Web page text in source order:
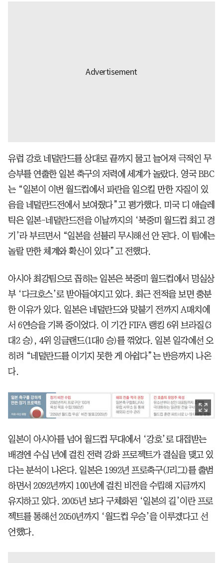
유럽 강호 네덜란드를 상대로 끝까지 물고 늘어져 극적인 무
승부를 연출한 일본 축구의 저력에 세계가 놀랐다. 영국 BBC
는 “일본이 이번 월드컵에서 파란을 일으킬 만한 자질이 있
음을 네덜란드전에서 보여줬다”고 평가했다. 미국 디 애슬레
틱은 일본-네덜란드전을 이날까지의 ‘북중미 월드컵 최고 경
기’라 부르면서 “일본을 섣불리 무시해선 안 된다. 이 팀에는
놀랄 만한 체계와 확신이 있다”고 전했다.
아시아 최강팀으로 꼽히는 일본은 북중미 월드컵에서 명실상
부 ‘다크호스’로 받아들여지고 있다. 최근 전적을 보면 충분
한 이유가 있다. 일본은 네덜란드와 맞붙기 전까지 A매치에
서 6연승을 기록 중이었다. 이 기간 FIFA 랭킹 6위 브라질(3
대2 승), 4위 잉글랜드(1대0 승)를 꺾었다. 일본 일각에선 오
히려 “네덜란드를 이기지 못한 게 아쉽다”는 반응까지 나온
다.
일본이 아시아를 넘어 월드컵 무대에서 ‘강호’로 대접받는
배경엔 수십 년에 걸친 전력 강화 프로젝트가 결실을 맺고 있
다는 분석이 나온다. 일본은 1992년 프로축구(J리그)를 출범
하면서 2092년까지 100년에 걸친 비전을 수립해 지금까지
유지하고 있다. 2005년 보다 구체화된 ‘일본의 길’이란 프로
젝트를 통해선 2050년까지 ‘월드컵 우승’을 이루겠다고 선
언했다.